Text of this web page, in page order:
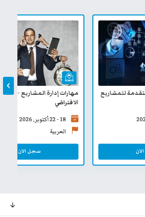
للمشاريع
مهارات إدارة المشاريع -
الافتراضي
18 - 22 أكتوبر, 2026
العربية
سجل الان
›